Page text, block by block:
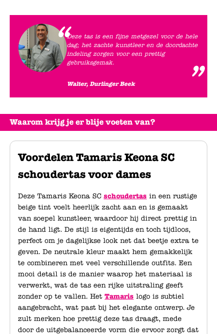
Waarom krijg je er blije voeten van?
Voordelen Tamaris Keona SC
schoudertas voor dames
Deze Tamaris Keona SC schoudertas in een rustige
beige tint voelt heerlijk zacht aan en is gemaakt
van soepel kunstleer, waardoor hij direct prettig in
de hand ligt. De stijl is eigentijds en toch tijdloos,
perfect om je dagelijkse look net dat beetje extra te
geven. De neutrale kleur maakt hem gemakkelijk
te combineren met veel verschillende outfits. Een
mooi detail is de manier waarop het materiaal is
verwerkt, wat de tas een rijke uitstraling geeft
zonder op te vallen. Het Tamaris logo is subtiel
aangebracht, wat past bij het elegante ontwerp. Je
zult merken hoe prettig deze tas draagt, mede
door de uitgebalanceerde vorm die ervoor zorgt dat
Deze tas is een fijne metgezel voor de hele
dag; het zachte kunstleer en de doordachte
indeling zorgen voor een prettig
gebruiksgemak.
Walter, Durlinger Beek